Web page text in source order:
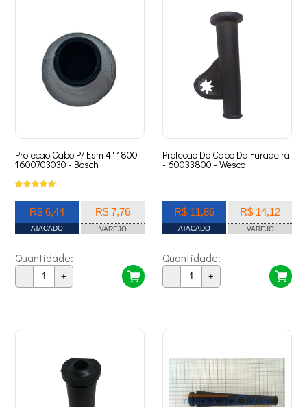
Protecao Cabo P/ Esm 4" 1800 -
1600703030 - Bosch
R$ 6,44
ATACADO
R$ 7,76
VAREJO
Quantidade:
- +
Protecao Do Cabo Da Furadeira
- 60033800 - Wesco
R$ 11,86
ATACADO
R$ 14,12
VAREJO
Quantidade:
- +